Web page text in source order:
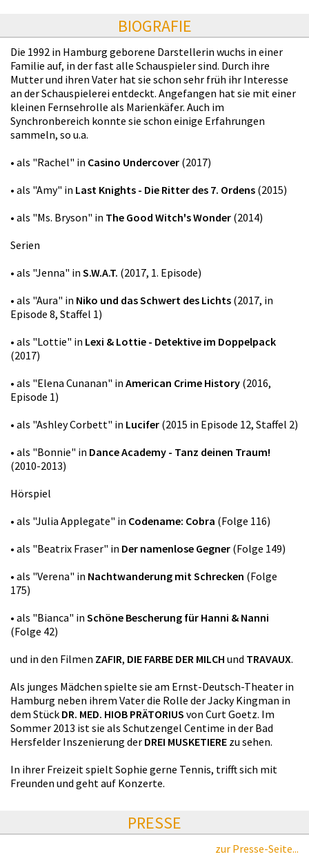
BIOGRAFIE
Die 1992 in Hamburg geborene Darstellerin wuchs in einer
Familie auf, in der fast alle Schauspieler sind. Durch ihre
Mutter und ihren Vater hat sie schon sehr früh ihr Interesse
an der Schauspielerei entdeckt. Angefangen hat sie mit einer
kleinen Fernsehrolle als Marienkäfer. Auch im
Synchronbereich konnte sie schon einige Erfahrungen
sammeln, so u.a.
• als "Rachel" in Casino Undercover (2017)
• als "Amy" in Last Knights - Die Ritter des 7. Ordens (2015)
• als "Ms. Bryson" in The Good Witch's Wonder (2014)
Serien
• als "Jenna" in S.W.A.T. (2017, 1. Episode)
• als "Aura" in Niko und das Schwert des Lichts (2017, in
Episode 8, Staffel 1)
• als "Lottie" in Lexi & Lottie - Detektive im Doppelpack
(2017)
• als "Elena Cunanan" in American Crime History (2016,
Episode 1)
• als "Ashley Corbett" in Lucifer (2015 in Episode 12, Staffel 2)
• als "Bonnie" in Dance Academy - Tanz deinen Traum!
(2010-2013)
Hörspiel
• als "Julia Applegate" in Codename: Cobra (Folge 116)
• als "Beatrix Fraser" in Der namenlose Gegner (Folge 149)
• als "Verena" in Nachtwanderung mit Schrecken (Folge
175)
• als "Bianca" in Schöne Bescherung für Hanni & Nanni
(Folge 42)
und in den Filmen ZAFIR, DIE FARBE DER MILCH und TRAVAUX.
Als junges Mädchen spielte sie am Ernst-Deutsch-Theater in
Hamburg neben ihrem Vater die Rolle der Jacky Kingman in
dem Stück DR. MED. HIOB PRÄTORIUS von Curt Goetz. Im
Sommer 2013 ist sie als Schutzengel Centime in der Bad
Hersfelder Inszenierung der DREI MUSKETIERE zu sehen.
In ihrer Freizeit spielt Sophie gerne Tennis, trifft sich mit
Freunden und geht auf Konzerte.
PRESSE
zur Presse-Seite...